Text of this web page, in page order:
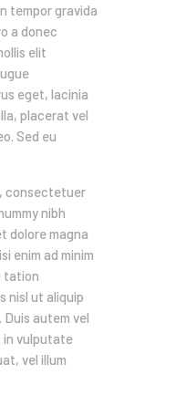
tempor gravida
a donec
elit
eget, lacinia
placerat vel
Sed eu
consectetuer
nibh
dolore magna
enim ad minim
tation
nisl ut aliquip
autem vel
in vulputate
vel illum